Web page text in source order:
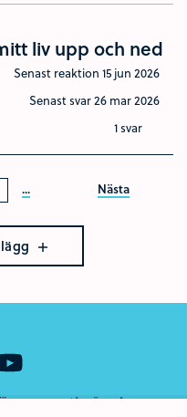
liv upp och ned
Senast reaktion 15 jun 2026
Senast svar26 mar 2026
1 svar
... Nästa
unga som står nära någon som